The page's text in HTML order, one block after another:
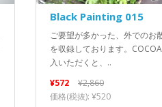
Black Painting 015
ご要望が多かった、外でのお
を収録しております。
入いただくと、..
¥572
¥2,860
価格(税抜): ¥520